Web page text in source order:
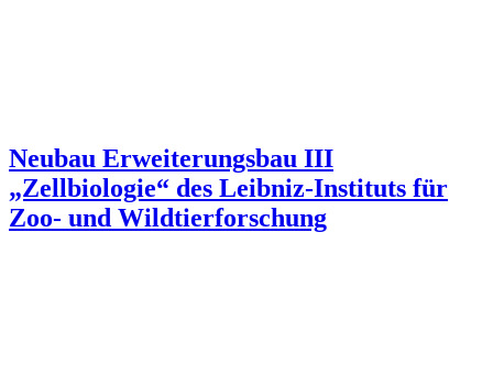
Neubau Erweiterungsbau III
„Zellbiologie“ des Leibniz-Instituts für
Zoo- und Wildtierforschung